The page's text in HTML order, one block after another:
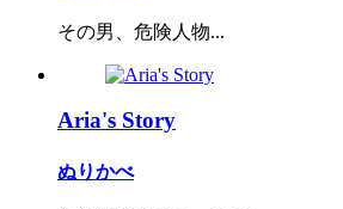
その男、危険人物...
Aria's Story
ぬりかべ